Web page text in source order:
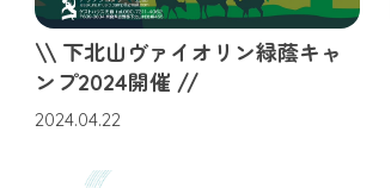
\\ 下北山ヴァイオリン緑蔭キャ
ンプ2024開催 //
2024.04.22